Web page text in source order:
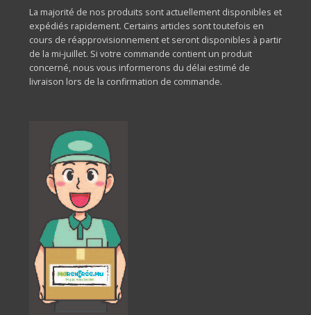
La majorité de nos produits sont actuellement disponibles et
expédiés rapidement. Certains articles sont toutefois en
cours de réapprovisionnement et seront disponibles à partir
de la mi-juillet. Si votre commande contient un produit
concerné, nous vous informerons du délai estimé de
livraison lors de la confirmation de commande.
Frais de livraison
Les frais de livraison sont de :
Rs 200 + TVA par commande
Option de retrait en magasin (Click & Collect)
Vous avez également la possibilité de
commande sans frais supplémentaires
boutiques HobbyWorld
Vous sereznotifié dès que votre commande sera prête